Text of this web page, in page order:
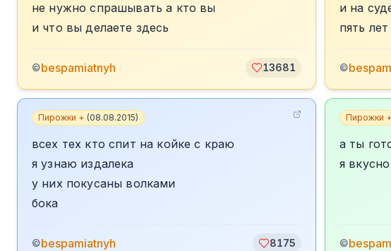
не нужно спрашывать а кто вы
и что вы делаете здесь
©bespamiatnyh 13681
и на
пять
©
Пирожки + (08.08.2015)
всех тех кто спит на койке с краю
я узнаю издалека
у них покусаны волками
бока
©bespamiatnyh 8175
Пирожки +
а ты
я
©